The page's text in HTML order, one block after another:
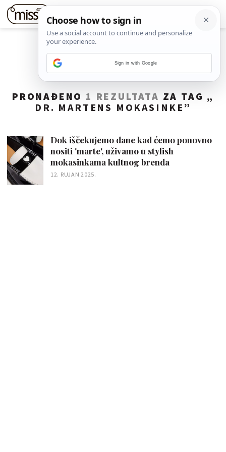
PRONAĐENO 1 REZULTATA ZA TAG „
DR. MARTENS MOKASINKE ”
Dok iščekujemo dane kad ćemo ponovno
nositi 'marte', uživamo u stylish
mokasinkama kultnog brenda
12. RUJAN 2025.
Sign in with Google